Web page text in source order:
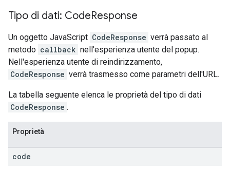
Tipo di dati: CodeResponse
Un oggetto JavaScript CodeResponse verrà passato al
metodo callback nell'esperienza utente del popup.
Nell'esperienza utente di reindirizzamento,
CodeResponse verrà trasmesso come parametri dell'URL.
La tabella seguente elenca le proprietà del tipo di dati
CodeResponse .
Proprietà
code